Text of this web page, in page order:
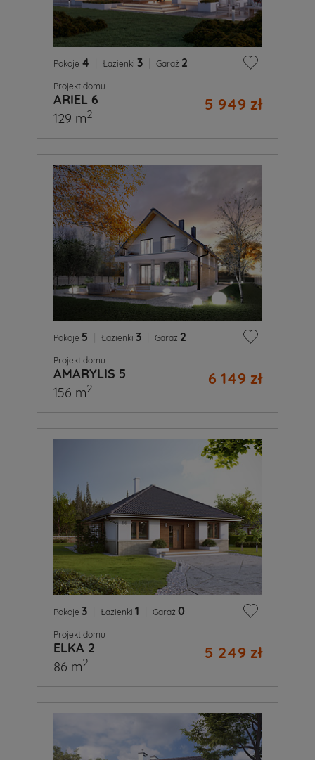
Pokoje 4 Łazienki 3 Garaż 2
Projekt domu
ARIEL 6 5 949 zł
129 m2
Pokoje 5 Łazienki 3 Garaż 2
Projekt domu
AMARYLIS 5 6 149 zł
156 m2
Pokoje 3 Łazienki 1 Garaż 0
Projekt domu
ELKA 2 5 249 zł
86 m2